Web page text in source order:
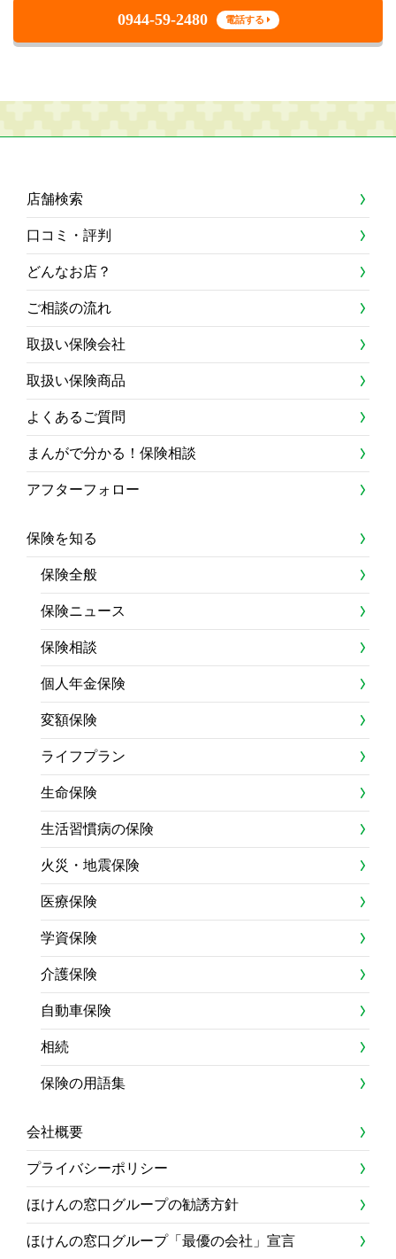
0944-59-2480 電話する
店舗検索
口コミ・評判
どんなお店？
ご相談の流れ
取扱い保険会社
取扱い保険商品
よくあるご質問
まんがで分かる！保険相談
アフターフォロー
保険を知る
保険全般
保険ニュース
保険相談
個人年金保険
変額保険
ライフプラン
生命保険
生活習慣病の保険
火災・地震保険
医療保険
学資保険
介護保険
自動車保険
相続
保険の用語集
会社概要
プライバシーポリシー
ほけんの窓口グループの勧誘方針
ほけんの窓口グループ「最優の会社」宣言